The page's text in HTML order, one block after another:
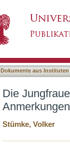
Dokumente aus
Die
Anmerkungen
Stümke, Volker